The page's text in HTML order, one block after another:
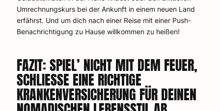
Umrechnungskurs bei der Ankunft in einem neuen Land
erfährst. Und um dich nach einer Reise mit einer Push-
Benachrichtigung zu Hause willkommen zu heißen!
FAZIT: SPIEL’ NICHT MIT DEM FEUER,
SCHLIESSE EINE RICHTIGE K
RANKENVERSICHERUNG FÜR DEINEN N